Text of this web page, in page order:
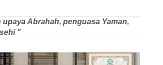
Abrahah, penguasa Yaman,
"